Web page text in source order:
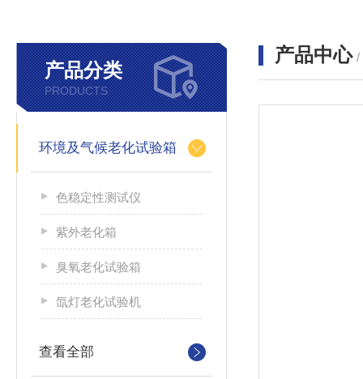
产品分类
PRODUCTS
环境及气候老化试验箱
色稳定性测试仪
紫外老化箱
臭氧老化试验箱
氙灯老化试验机
查看全部
产品中心 /